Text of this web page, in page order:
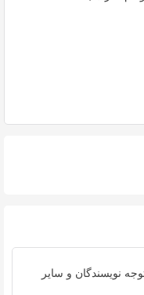
نویسندگان و سایر